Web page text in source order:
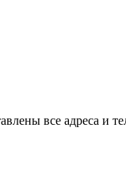
все адреса и